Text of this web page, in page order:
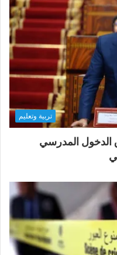
تربية وتعليم
الدخول المدرسي